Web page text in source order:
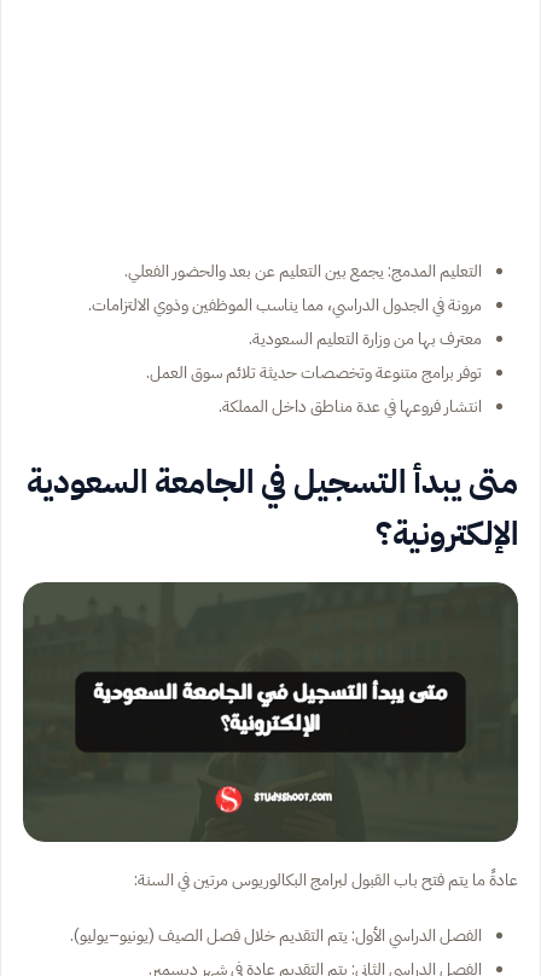
التعليم المدمج: يجمع بين التعليم عن بعد والحضور الفعلي.
مرونة في الجدول الدراسي، مما يناسب الموظفين وذوي الالتزامات.
معترف بها من وزارة التعليم السعودية.
توفر برامج متنوعة وتخصصات حديثة تلائم سوق العمل.
انتشار فروعها في عدة مناطق داخل المملكة.
متى يبدأ التسجيل في الجامعة السعودية
الإلكترونية؟
عادةً ما يتم فتح باب القبول لبرامج البكالوريوس مرتين في السنة:
الفصل الدراسي الأول: يتم التقديم خلال فصل الصيف (يونيو–يوليو).
الفصل الدراسي الثاني: يتم التقديم عادة في شهر ديسمبر.